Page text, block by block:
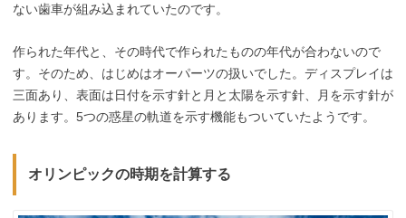
ない歯車が組み込まれていたのです。
作られた年代と、その時代で作られたものの年代が合わないので
す。そのため、はじめはオーパーツの扱いでした。ディスプレイは
三面あり、表面は日付を示す針と月と太陽を示す針、月を示す針が
あります。5つの惑星の軌道を示す機能もついていたようです。
オリンピックの時期を計算する